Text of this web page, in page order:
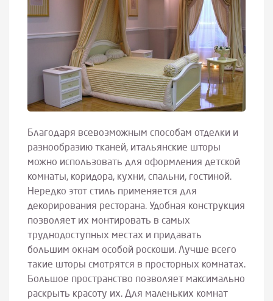
Благодаря всевозможным способам отделки и
разнообразию тканей, итальянские шторы
можно использовать для оформления детской
комнаты, коридора, кухни, спальни, гостиной.
Нередко этот стиль применяется для
декорирования ресторана. Удобная конструкция
позволяет их монтировать в самых
труднодоступных местах и придавать
большим окнам особой роскоши. Лучше всего
такие шторы смотрятся в просторных комнатах.
Большое пространство позволяет максимально
раскрыть красоту их. Для маленьких комнат